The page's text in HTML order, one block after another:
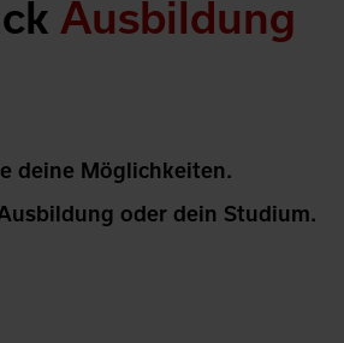
Ausbildung
deine Möglichkeiten.
oder dein Studium.